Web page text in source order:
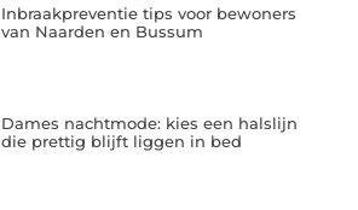
Inbraakpreventie tips voor bewoners
van Naarden en Bussum
Dames nachtmode: kies een halslijn
die prettig blijft liggen in bed